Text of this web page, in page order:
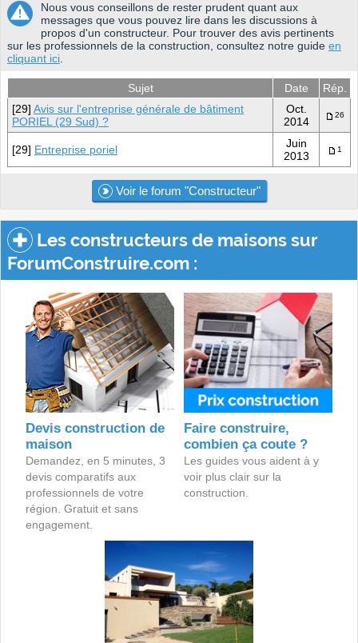
Nous vous conseillons de rester prudent quant aux
messages que vous pouvez lire dans les discussions à
propos d'un constructeur. Pour trouver des avis pertinents
sur les professionnels de la construction, consultez notre guide en
cliquant ici
Sujet Date
Rép.
[29] Avis sur l'entreprise générale de bâtiment
PORIEL (29 Sud) ?
Oct.
2014
26
[29] Entreprise poriel
Juin
2013
1
Voir le forum "Constructeur"
Les constructeurs de maisons sur
ForumConstruire.com :
Devis construction de
maison
Demandez, en 5 minutes, 3
devis comparatifs aux
professionnels de votre
région. Gratuit et sans
engagement.
Faire construire,
combien ça coute ?
Les guides vous aident à y
voir plus clair sur la
construction.